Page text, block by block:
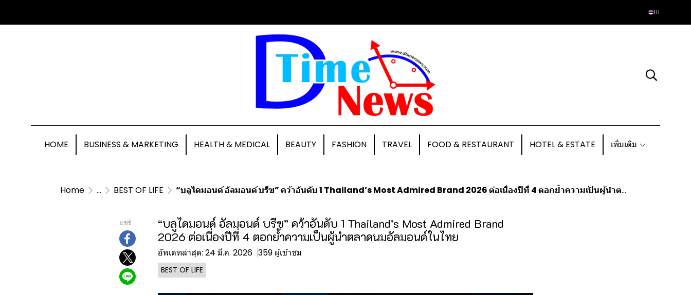
TH
HOME BUSINESS & MARKETING HEALTH & MEDICAL BEAUTY FASHION TRAVEL FOOD & RESTAURANT HOTEL & ESTATE เพิ่มเติม
Home ... BEST OF LIFE “บลูไดมอนด์ อัลมอนด์ บรีซ” คว้าอันดับ 1 Thailand’s Most Admired Brand 2026 ต่อเนื่องปีที่ 4 ตอกย้ำความเป็นผู้นำตลาดนมอัลมอนด์ในไทย
แชร์
“บลูไดมอนด์ อัลมอนด์ บรีซ” คว้าอันดับ 1 Thailand’s Most Admired Brand
2026 ต่อเนื่องปีที่ 4 ตอกย้ำความเป็นผู้นำตลาดนมอัลมอนด์ในไทย
อัพเดทล่าสุด: 24 มี.ค. 2026 359 ผู้เข้าชม
BEST OF LIFE